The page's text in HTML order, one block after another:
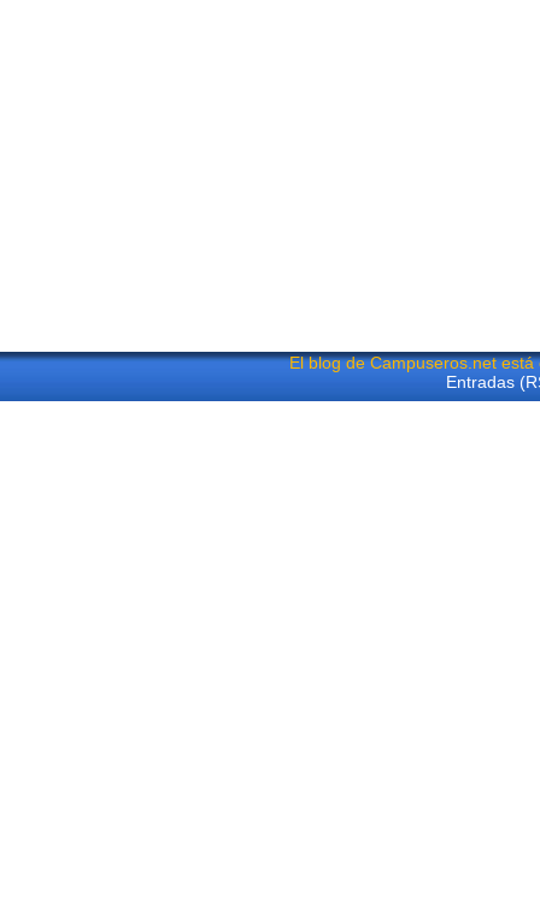
El blog de Campuseros.net
Entradas